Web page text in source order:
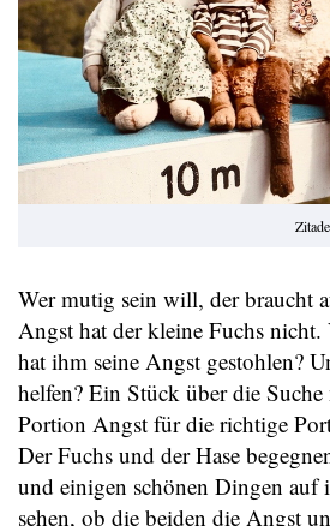
Wer mutig sein will, der braucht
Angst hat der kleine Fuchs
hat ihm seine Angst gestohlen?
helfen? Ein Stück über die Suche
Portion Angst für die richtige
Der Fuchs und der Hase
und einigen schönen Dingen auf
sehen, ob die beiden die Angst